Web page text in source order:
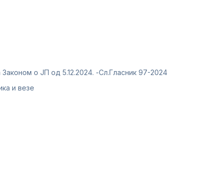
о ЈП од 5.12.2024. -Сл.Гласник 97-2024
и везе